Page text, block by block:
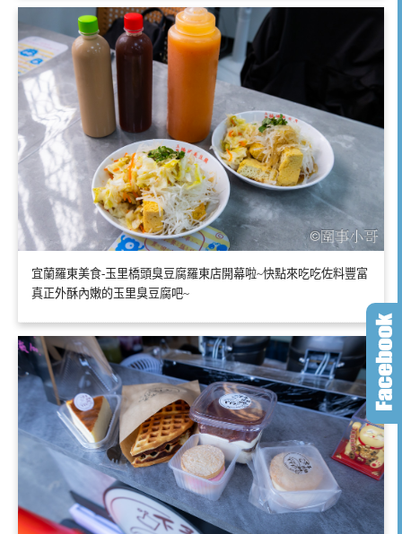
宜蘭羅東美食-玉里橋頭臭豆腐羅東店開幕啦~快點來吃吃佐料豐富
真正外酥內嫩的玉里臭豆腐吧~